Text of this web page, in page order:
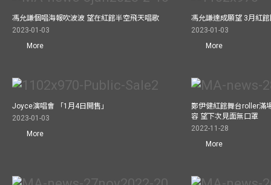
馮允謙個唱海報吹波波 望在紅館半空飛天唱歌
2023-01-03
More
馮允謙達成願望 3月紅
2023-01-03
More
Joyce演唱會 「1月4日開售」
2023-01-03
More
鄭伊健紅館舞台roller滿
容 望下次見面無口罩
2022-11-28
More